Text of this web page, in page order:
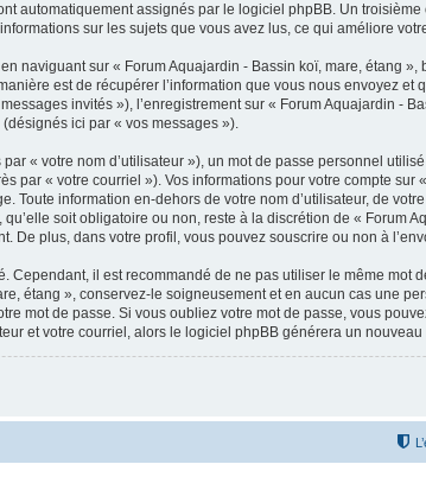
automatiquement assignés par le logiciel phpBB. Un
sur les sujets que vous avez lus, ce qui améliore
naviguant sur « Forum Aquajardin - Bassin koï, mare, étang
est de récupérer l’information que vous nous envoyez et
invités »), l’enregistrement sur « Forum Aquajardin -
ici par « vos messages »).
« votre nom d’utilisateur »), un mot de passe personnel
par « votre courriel »). Vos informations pour votre compte
Toute information en-dehors de votre nom d’utilisateur, de
soit obligatoire ou non, reste à la discrétion de « Forum
De plus, dans votre profil, vous pouvez souscrire ou non à
Cependant, il est recommandé de ne pas utiliser le même mot
étang », conservez-le soigneusement et en aucun cas une
mot de passe. Si vous oubliez votre mot de passe, vous
et votre courriel, alors le logiciel phpBB générera un